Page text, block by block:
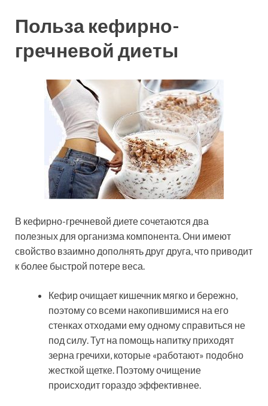
Польза кефирно-
гречневой диеты
В кефирно-гречневой диете сочетаются два
полезных для организма компонента. Они имеют
свойство взаимно дополнять друг друга, что приводит
к более быстрой потере веса.
Кефир очищает кишечник мягко и бережно,
поэтому со всеми накопившимися на его
стенках отходами ему одному справиться не
под силу. Тут на помощь напитку приходят
зерна гречихи, которые «работают» подобно
жесткой щетке. Поэтому очищение
происходит гораздо эффективнее.